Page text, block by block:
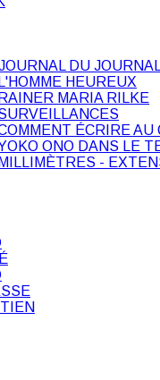
DU
HEUREUX
MARIA RILKE
ÉCRIRE AU
ONO DANS LE
-